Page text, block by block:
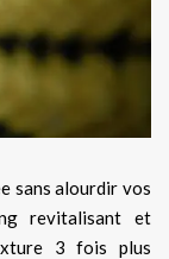
sans alourdir vos
revitalisant et
3 fois plus